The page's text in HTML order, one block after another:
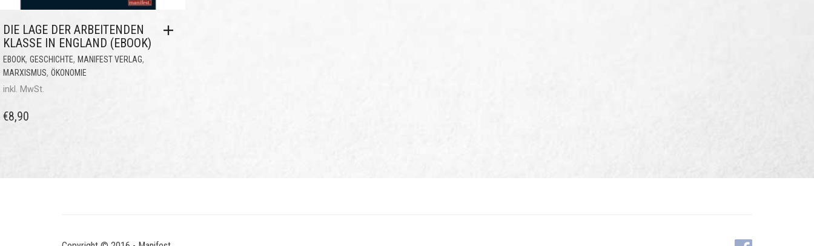
DIE LAGE DER ARBEITENDEN
KLASSE IN ENGLAND (EBOOK)
EBOOK, GESCHICHTE, MANIFEST VERLAG,
MARXISMUS, ÖKONOMIE
inkl. MwSt.
€8,90